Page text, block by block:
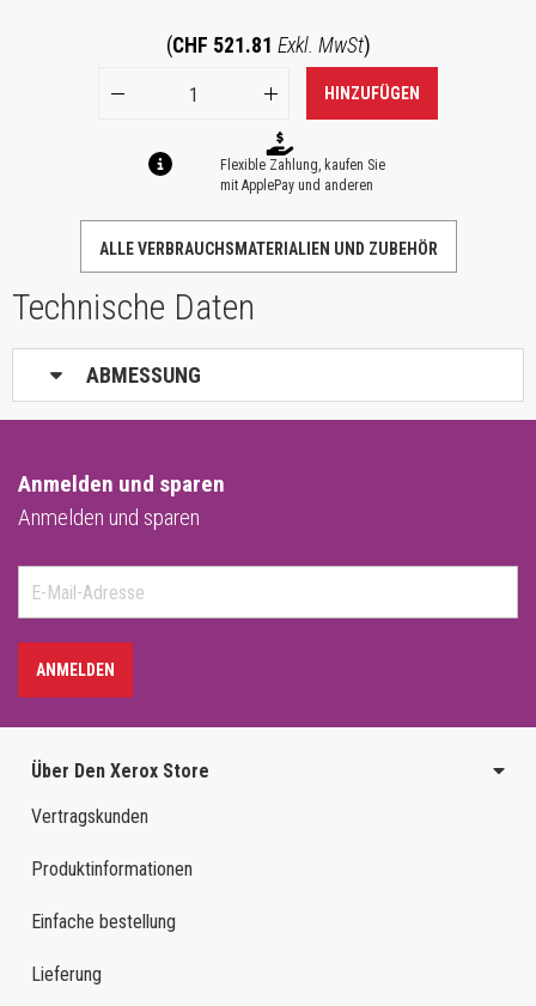
(CHF 521.81 Exkl. MwSt)
HINZUFÜGEN
Flexible Zahlung, kaufen Sie
mit ApplePay und anderen
ALLE VERBRAUCHSMATERIALIEN UND ZUBEHÖR
Technische Daten
ABMESSUNG
Anmelden und sparen
Anmelden und sparen
ANMELDEN
Über Den Xerox Store
Vertragskunden
Produktinformationen
Einfache bestellung
Lieferung